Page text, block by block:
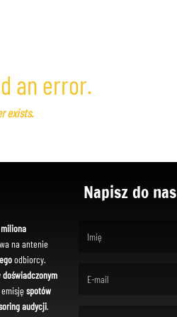
an error.
exists.
miliona
na antenie
odbiorcy.
doświadczonym
spotów
audycji.
Napisz do nas